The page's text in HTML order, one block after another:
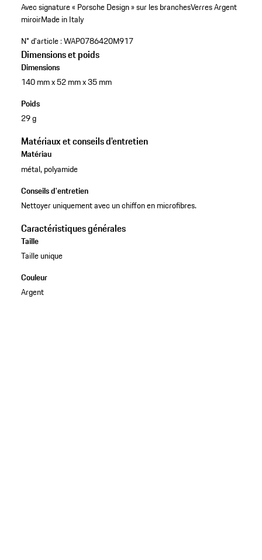
Avec signature « Porsche Design » sur les branchesVerres Argent
miroirMade in Italy
N° d'article :WAP0786420M917
Dimensions et poids
Dimensions
140 mm x 52 mm x 35 mm
Poids
29 g
Matériaux et conseils d'entretien
Matériau
métal, polyamide
Conseils d'entretien
Nettoyer uniquement avec un chiffon en microfibres.
Caractéristiques générales
Taille
Taille unique
Couleur
Argent